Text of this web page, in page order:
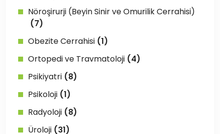
Nöroşirurji (Beyin Sinir ve Omurilik Cerrahisi)
(7)
Obezite Cerrahisi (1)
Ortopedi ve Travmatoloji (4)
Psikiyatri (8)
Psikoloji (1)
Radyoloji (8)
Üroloji (31)